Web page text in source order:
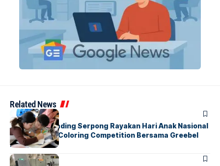
Related News
BERITAINDEX
Atria Hotel Gading Serpong Rayakan Hari Anak Nasional
Lewat Family Coloring Competition Bersama Greebel
Indonesia
BANDARABERITA